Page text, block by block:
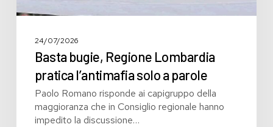
24/07/2026
Basta bugie, Regione Lombardia
pratica l’antimafia solo a parole
Paolo Romano risponde ai capigruppo della
maggioranza che in Consiglio regionale hanno
impedito la discussione…